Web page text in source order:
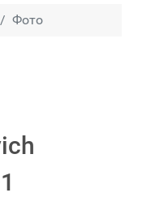
Фото